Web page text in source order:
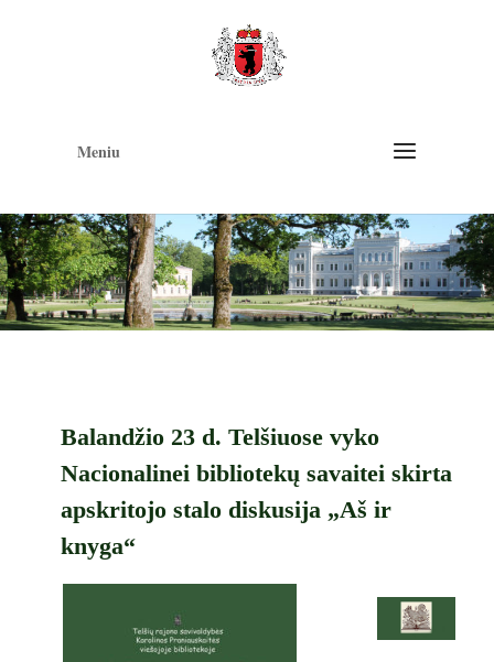
Meniu
Balandžio 23 d. Telšiuose vyko
Nacionalinei bibliotekų savaitei skirta
apskritojo stalo diskusija „Aš ir
knyga“